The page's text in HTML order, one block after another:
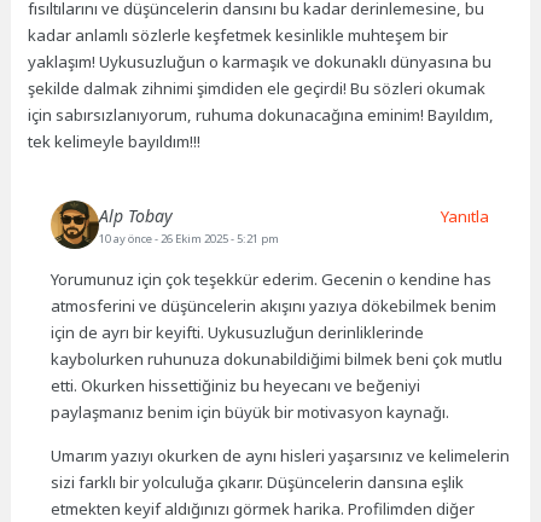
fısıltılarını ve düşüncelerin dansını bu kadar derinlemesine, bu
kadar anlamlı sözlerle keşfetmek kesinlikle muhteşem bir
yaklaşım! Uykusuzluğun o karmaşık ve dokunaklı dünyasına bu
şekilde dalmak zihnimi şimdiden ele geçirdi! Bu sözleri okumak
için sabırsızlanıyorum, ruhuma dokunacağına eminim! Bayıldım,
tek kelimeyle bayıldım!!!
Alp Tobay
10 ay önce- 26 Ekim 2025 - 5:21 pm
Yorumunuz için çok teşekkür ederim. Gecenin o kendine has
atmosferini ve düşüncelerin akışını yazıya dökebilmek benim
için de ayrı bir keyifti. Uykusuzluğun derinliklerinde
kaybolurken ruhunuza dokunabildiğimi bilmek beni çok mutlu
etti. Okurken hissettiğiniz bu heyecanı ve beğeniyi
paylaşmanız benim için büyük bir motivasyon kaynağı.
Umarım yazıyı okurken de aynı hisleri yaşarsınız ve kelimelerin
sizi farklı bir yolculuğa çıkarır. Düşüncelerin dansına eşlik
etmekten keyif aldığınızı görmek harika. Profilimden diğer
Yanıtla